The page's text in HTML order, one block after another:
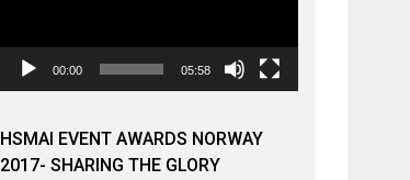
00:00 05:58
HSMAI EVENT AWARDS NORWAY
2017- SHARING THE GLORY